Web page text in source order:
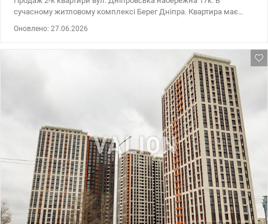
сучасному житловому комплексі Берег Дніпра. Квартира має
завдяки великим вікнам. 044 200 10 80 valion.ua/1146762
Оновлено: 27.06.2026